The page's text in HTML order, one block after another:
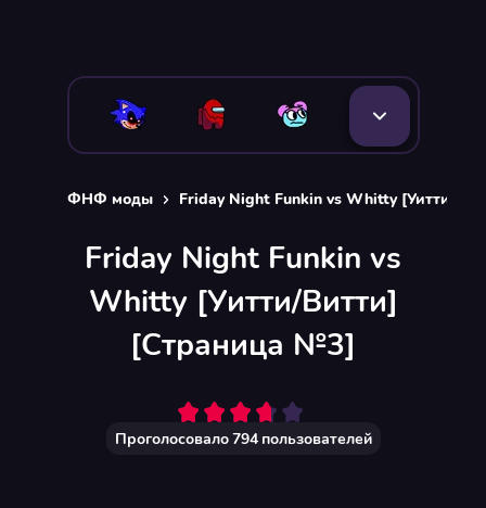
ФНФ моды Friday Night Funkin vs Whitty [Уитти/
Friday Night Funkin vs
Whitty [Уитти/Витти]
[Страница №3]
Проголосовало794 пользователей